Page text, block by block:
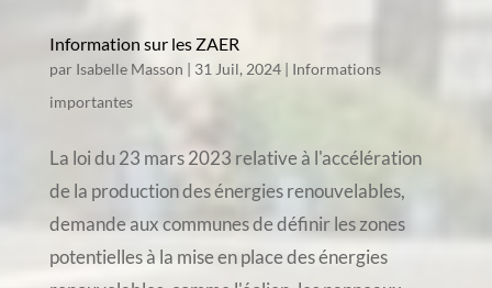
Information sur les ZAER
par Isabelle Masson | 31 Juil, 2024| Informations
importantes
La loi du 23 mars 2023 relative à l'accélération
de la production des énergies renouvelables,
demande aux communes de définir les zones
potentielles à la mise en place des énergies